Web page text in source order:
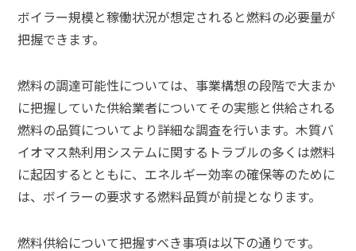
ボイラー規模と稼働状況が想定されると燃料の必要量が
把握できます。
燃料の調達可能性については、事業構想の段階で大まか
に把握していた供給業者についてその実態と供給される
燃料の品質についてより詳細な調査を行います。木質バ
イオマス熱利用システムに関するトラブルの多くは燃料
に起因するとともに、エネルギー効率の確保等のために
は、ボイラーの要求する燃料品質が前提となります。
燃料供給について把握すべき事項は以下の通りです。